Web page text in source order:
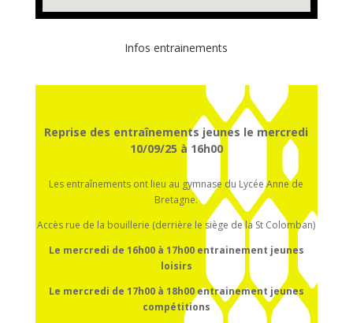
Infos entrainements
Reprise des entraînements jeunes le mercredi
10/09/25 à 16h00
Les entraînements ont lieu au gymnase du Lycée Anne de
Bretagne.
Accès rue de la bouillerie (derrière le siège de la St Colomban)
Le mercredi de 16h00 à 17h00 entrainement jeunes
loisirs
Le mercredi de 17h00 à 18h00entrainement jeunes
compétitions